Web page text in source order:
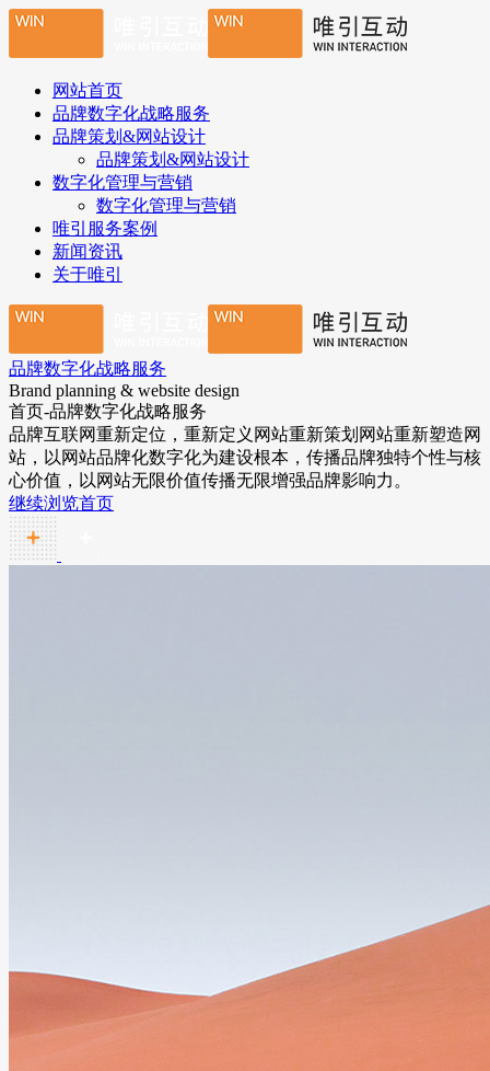
网站首页
品牌数字化战略服务
品牌策划&网站设计
品牌策划&网站设计
数字化管理与营销
数字化管理与营销
唯引服务案例
新闻资讯
关于唯引
品牌数字化战略服务
Brand planning & website design
首页-品牌数字化战略服务
品牌互联网重新定位，重新定义网站重新策划网站重新塑造网
站，以网站品牌化数字化为建设根本，传播品牌独特个性与核
心价值，以网站无限价值传播无限增强品牌影响力。
继续浏览首页